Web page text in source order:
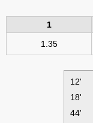
1
1.35
12'
18'
44'